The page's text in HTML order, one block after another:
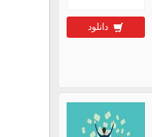
دانلود